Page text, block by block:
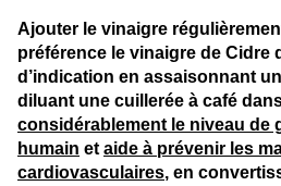
Ajouter le vinaigre
préférence le vinaigre de Cidre
d’indication en assaisonnant
diluant une cuillerée à café
considérablement le niveau de
humain et aide à prévenir les
cardiovasculaires, en